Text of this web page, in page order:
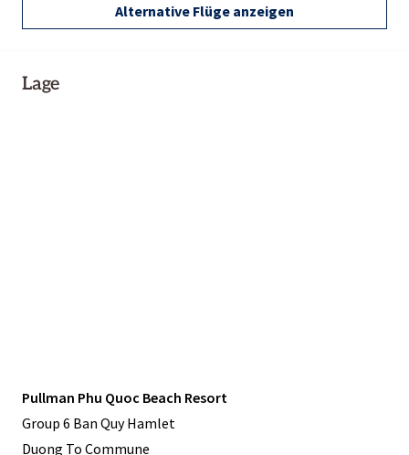
Alternative Flüge anzeigen
Lage
Pullman Phu Quoc Beach Resort
Group 6 Ban Quy Hamlet
Duong To Commune